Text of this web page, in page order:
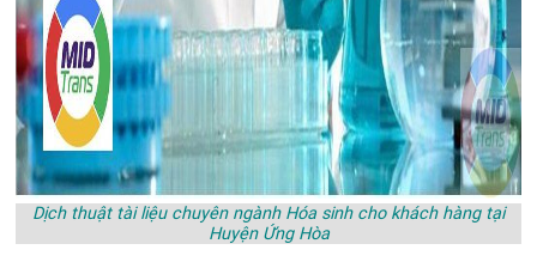
Dịch thuật tài liệu chuyên ngành Hóa sinh cho khách hàng tại
Huyện Ứng Hòa